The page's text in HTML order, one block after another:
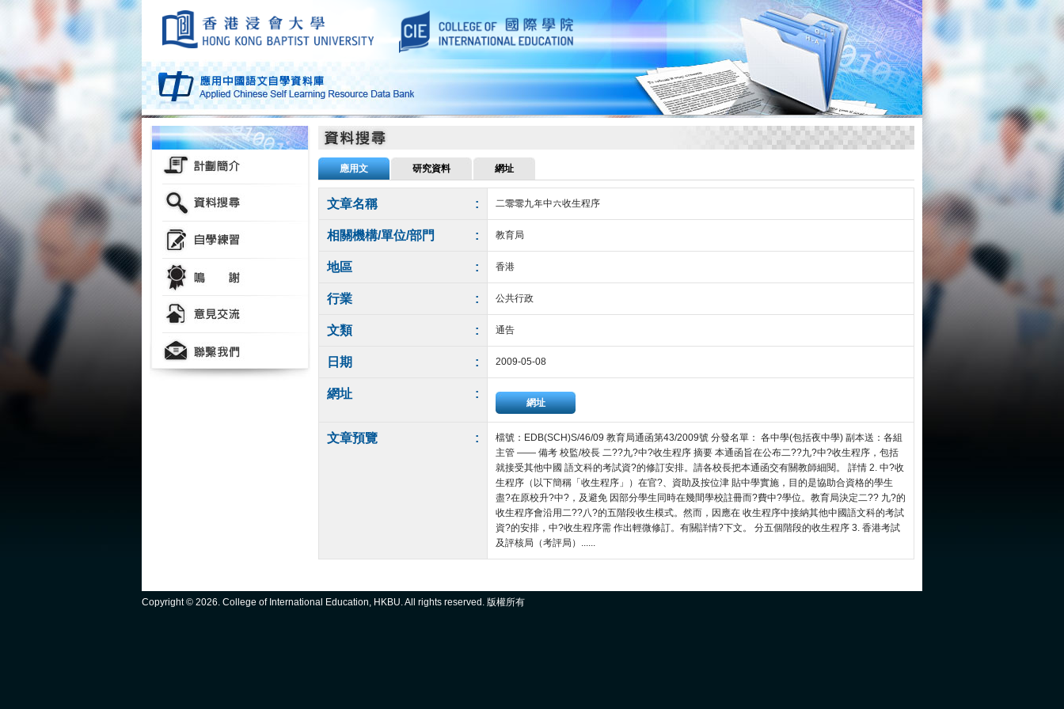
應用文 研究資料 網址
文章名稱 : 二零零九年中六收生程序
相關機構/單位/部門 : 教育局
地區 : 香港
行業 : 公共行政
文類 : 通告
日期 : 2009-05-08
網址 :
網址
文章預覽 :
檔號：EDB(SCH)S/46/09 教育局通函第43/2009號 分發名單： 各中學(包括夜中學) 副本送：各組
主管 —— 備考 校監/校長 二??九?中?收生程序 摘要 本通函旨在公布二??九?中?收生程序，包括
就接受其他中國 語文科的考試資?的修訂安排。請各校長把本通函交有關教師細閱。 詳情 2. 中?收
生程序（以下簡稱「收生程序」）在官?、資助及按位津 貼中學實施，目的是協助合資格的學生
盡?在原校升?中?，及避免 因部分學生同時在幾間學校註冊而?費中?學位。教育局決定二?? 九?的
收生程序會沿用二??八?的五階段收生模式。然而，因應在 收生程序中接納其他中國語文科的考試
資?的安排，中?收生程序需 作出輕微修訂。有關詳情?下文。 分五個階段的收生程序 3. 香港考試
及評核局（考評局）......
Copyright © 2026. College of International Education, HKBU. All rights reserved. 版權所有